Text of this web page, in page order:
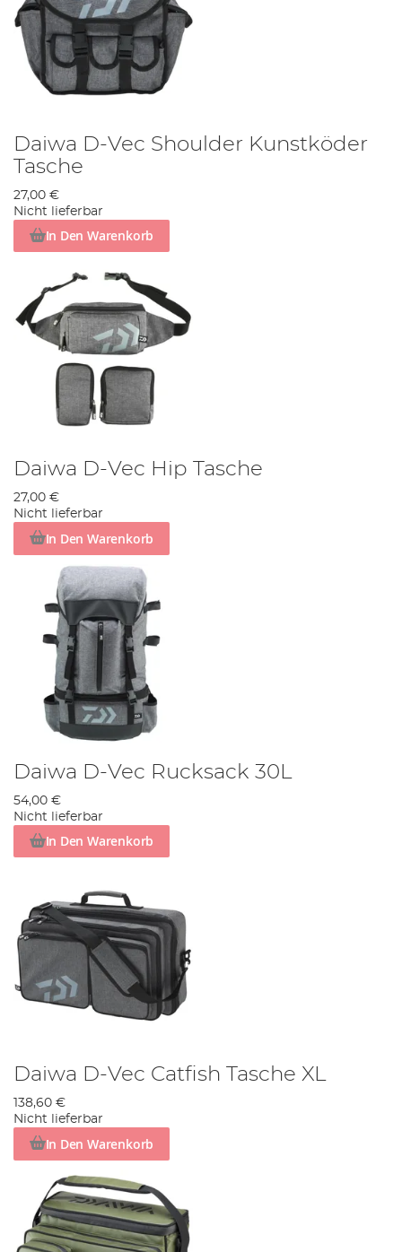
Daiwa D-Vec Shoulder Kunstköder
Tasche
27,00 €
Nicht lieferbar
In Den Warenkorb
Daiwa D-Vec Hip Tasche
27,00 €
Nicht lieferbar
In Den Warenkorb
Daiwa D-Vec Rucksack 30L
54,00 €
Nicht lieferbar
In Den Warenkorb
Daiwa D-Vec Catfish Tasche XL
138,60 €
Nicht lieferbar
In Den Warenkorb